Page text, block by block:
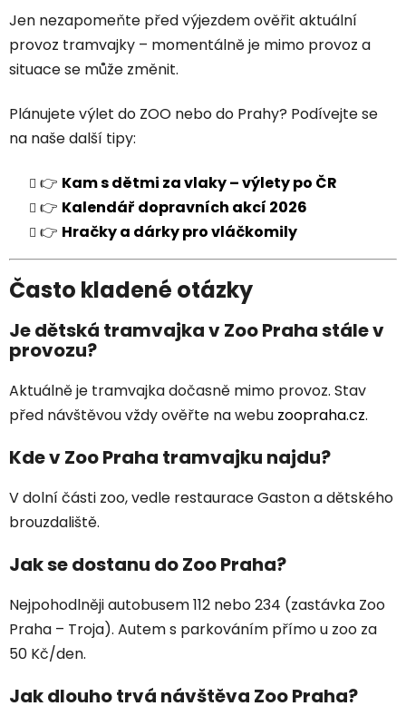
Jen nezapomeňte před výjezdem ověřit aktuální
provoz tramvajky – momentálně je mimo provoz a
situace se může změnit.
Plánujete výlet do ZOO nebo do Prahy? Podívejte se
na naše další tipy:
👉 Kam s dětmi za vlaky – výlety po ČR
👉 Kalendář dopravních akcí 2026
👉 Hračky a dárky pro vláčkomily
Často kladené otázky
Je dětská tramvajka v Zoo Praha stále v
provozu?
Aktuálně je tramvajka dočasně mimo provoz. Stav
před návštěvou vždy ověřte na webu zoopraha.cz.
Kde v Zoo Praha tramvajku najdu?
V dolní části zoo, vedle restaurace Gaston a dětského
brouzdaliště.
Jak se dostanu do Zoo Praha?
Nejpohodlněji autobusem 112 nebo 234 (zastávka Zoo
Praha – Troja). Autem s parkováním přímo u zoo za
50 Kč/den.
Jak dlouho trvá návštěva Zoo Praha?